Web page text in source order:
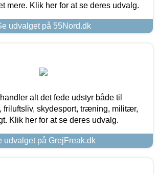
mere. Klik her for at se deres udvalg.
udvalget på 55Nord.dk
alt det fede udstyr både til
friluftsliv, skydesport, træning, militær,
Klik her for at se deres udvalg.
udvalget på GrejFreak.dk